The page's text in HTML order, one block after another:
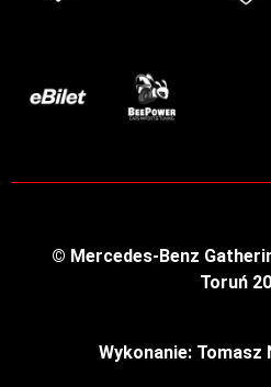
© Mercedes-Benz
Toruń
Wykonanie: Tomasz